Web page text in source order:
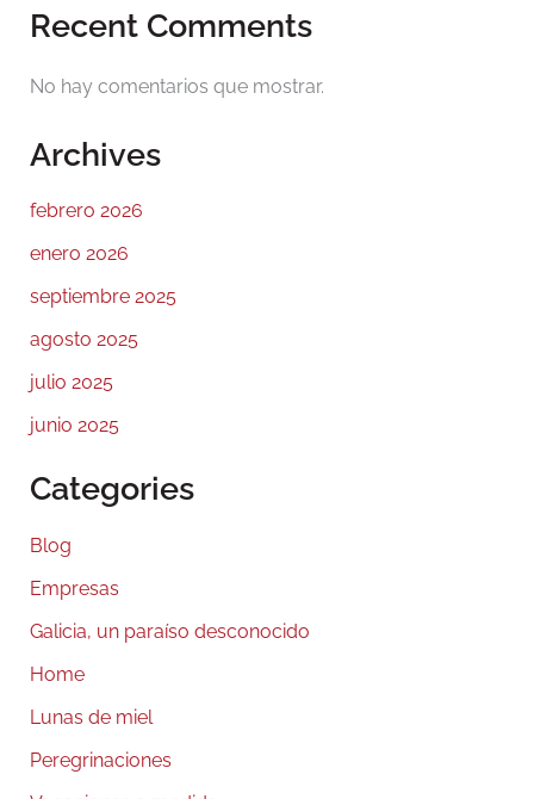
Recent Comments
No hay comentarios que mostrar.
Archives
febrero 2026
enero 2026
septiembre 2025
agosto 2025
julio 2025
junio 2025
Categories
Blog
Empresas
Galicia, un paraíso desconocido
Home
Lunas de miel
Peregrinaciones